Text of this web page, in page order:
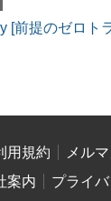
[前提のゼロト
用規約
メル
案内
プライ